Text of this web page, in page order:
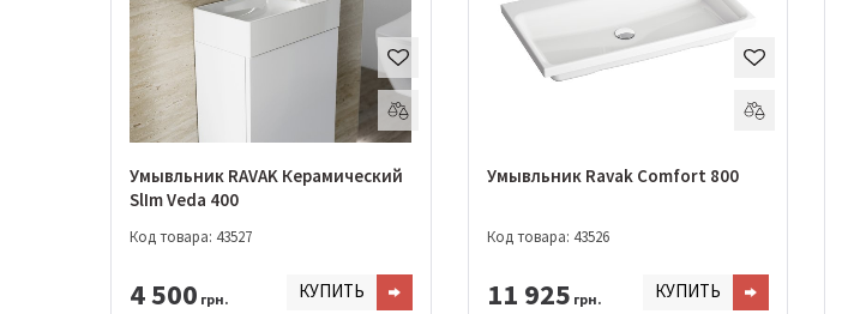
Умывльник RAVAK Керамический
SlIm Veda 400
Код товара: 43527
4 500 грн. КУПИТЬ
Умывльник Ravak Comfort 800
Код товара: 43526
11 925 грн. КУПИТЬ